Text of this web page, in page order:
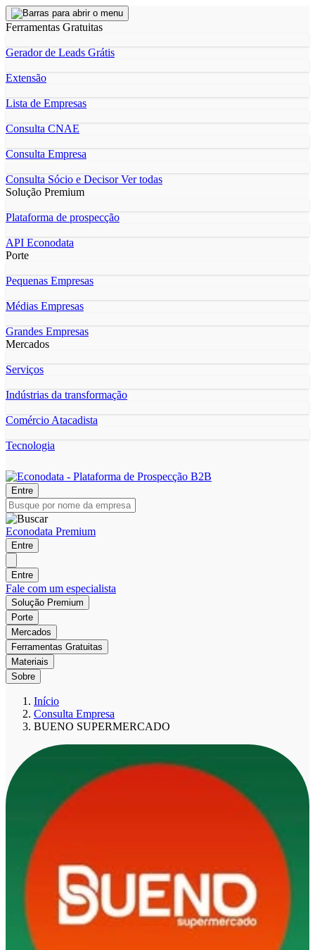
Ferramentas Gratuitas
Gerador de Leads Grátis
Extensão
Lista de Empresas
Consulta CNAE
Consulta Empresa
Consulta Sócio e DecisorVer todas
Solução Premium
Plataforma de prospecção
API Econodata
Porte
Pequenas Empresas
Médias Empresas
Grandes Empresas
Mercados
Serviços
Indústrias da transformação
Comércio Atacadista
Tecnologia
Entre
Econodata Premium
Entre
Entre
Fale com um especialista
Solução Premium
Porte
Mercados
Ferramentas Gratuitas
Materiais
Sobre
Início
Consulta Empresa
BUENO SUPERMERCADO